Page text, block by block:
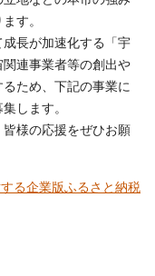
す。
長が加速化する「宇
連事業者等の創出や
ため、下記の事業に
します。
様の応援をぜひお願
る企業版ふるさと納税